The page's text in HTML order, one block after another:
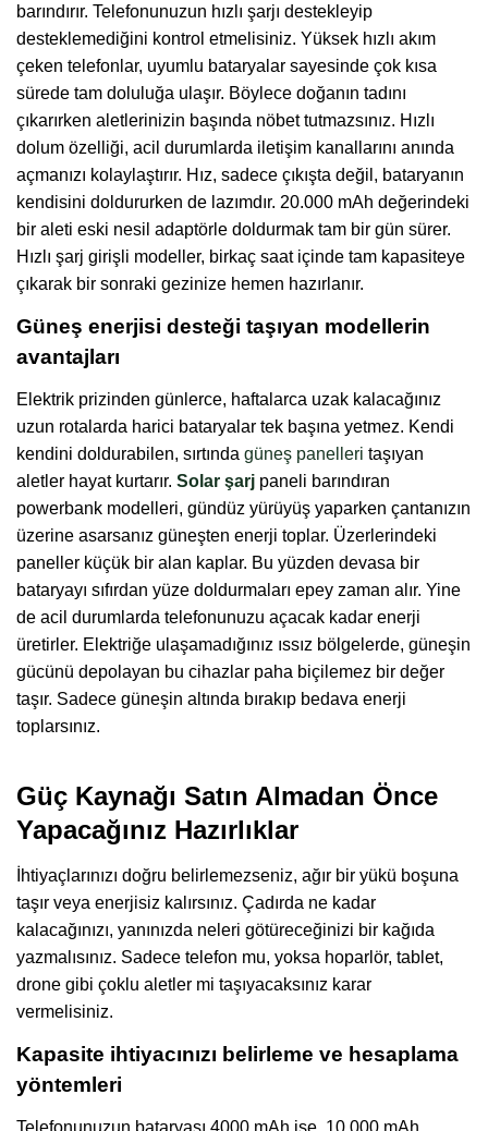
barındırır. Telefonunuzun hızlı şarjı destekleyip
desteklemediğini kontrol etmelisiniz. Yüksek hızlı akım
çeken telefonlar, uyumlu bataryalar sayesinde çok kısa
sürede tam doluluğa ulaşır. Böylece doğanın tadını
çıkarırken aletlerinizin başında nöbet tutmazsınız. Hızlı
dolum özelliği, acil durumlarda iletişim kanallarını anında
açmanızı kolaylaştırır. Hız, sadece çıkışta değil, bataryanın
kendisini doldururken de lazımdır. 20.000 mAh değerindeki
bir aleti eski nesil adaptörle doldurmak tam bir gün sürer.
Hızlı şarj girişli modeller, birkaç saat içinde tam kapasiteye
çıkarak bir sonraki gezinize hemen hazırlanır.
Güneş enerjisi desteği taşıyan modellerin
avantajları
Elektrik prizinden günlerce, haftalarca uzak kalacağınız
uzun rotalarda harici bataryalar tek başına yetmez. Kendi
kendini doldurabilen, sırtında güneş panelleri taşıyan
aletler hayat kurtarır. Solar şarj paneli barındıran
powerbank modelleri, gündüz yürüyüş yaparken çantanızın
üzerine asarsanız güneşten enerji toplar. Üzerlerindeki
paneller küçük bir alan kaplar. Bu yüzden devasa bir
bataryayı sıfırdan yüze doldurmaları epey zaman alır. Yine
de acil durumlarda telefonunuzu açacak kadar enerji
üretirler. Elektriğe ulaşamadığınız ıssız bölgelerde, güneşin
gücünü depolayan bu cihazlar paha biçilemez bir değer
taşır. Sadece güneşin altında bırakıp bedava enerji
toplarsınız.
Güç Kaynağı Satın Almadan Önce
Yapacağınız Hazırlıklar
İhtiyaçlarınızı doğru belirlemezseniz, ağır bir yükü boşuna
taşır veya enerjisiz kalırsınız. Çadırda ne kadar
kalacağınızı, yanınızda neleri götüreceğinizi bir kağıda
yazmalısınız. Sadece telefon mu, yoksa hoparlör, tablet,
drone gibi çoklu aletler mi taşıyacaksınız karar
vermelisiniz.
Kapasite ihtiyacınızı belirleme ve hesaplama
yöntemleri
Telefonunuzun bataryası 4000 mAh ise, 10.000 mAh